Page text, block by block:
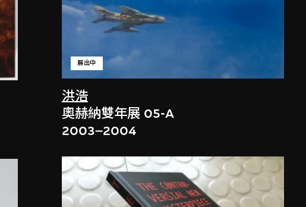
洪浩
展出中
奧赫納雙年展 05-A
2003–2004